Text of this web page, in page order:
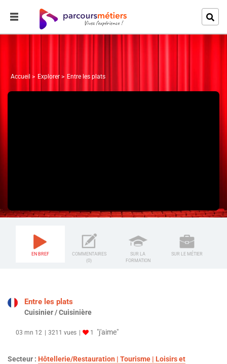
Accueil Explorer Entre les plats
EN BREF
COMMENTAIRES
(0)
SUR LA
FORMATION
SUR LE MÉTIER
Entre les plats
Cuisinier / Cuisinière
03 mn 12 3211 vues 1 "j'aime"
Secteur : Hôtellerie/Restauration | Tourisme | Loisirs et